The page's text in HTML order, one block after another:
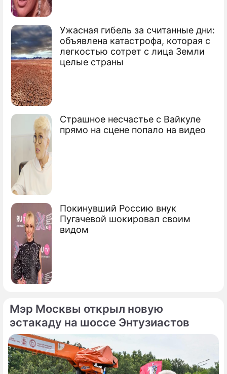
Ужасная гибель за считанные дни:
объявлена катастрофа, которая с
легкостью сотрет с лица Земли
целые страны
Страшное несчастье с Вайкуле
прямо на сцене попало на видео
Покинувший Россию внук
Пугачевой шокировал своим
видом
По теме
Продолжение: Рецепт чая
"масала": вкусный и полезный
Мэр Москвы открыл новую
эстакаду на шоссе Энтузиастов